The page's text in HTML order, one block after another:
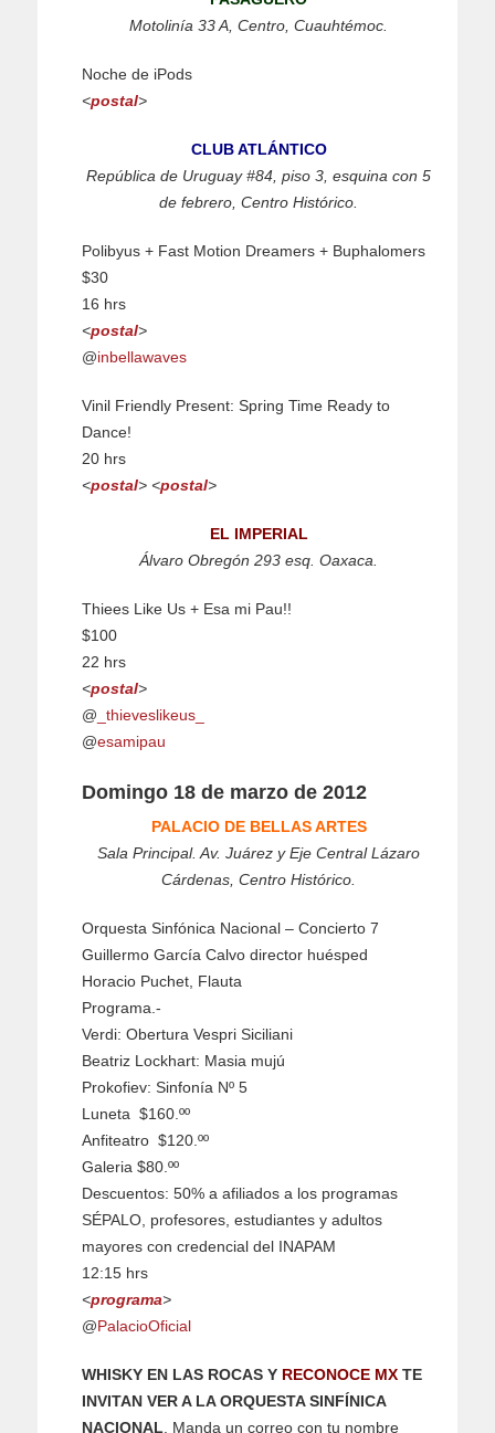
Motolinía 33 A, Centro, Cuauhtémoc.
Noche de iPods
<postal>
CLUB ATLÁNTICO
República de Uruguay #84, piso 3, esquina con 5
de febrero, Centro Histórico.
Polibyus + Fast Motion Dreamers + Buphalomers
$30
16 hrs
<postal>
@inbellawaves
Vinil Friendly Present: Spring Time Ready to
Dance!
20 hrs
<postal> <postal>
EL IMPERIAL
Álvaro Obregón 293 esq. Oaxaca.
Thiees Like Us + Esa mi Pau!!
$100
22 hrs
<postal>
@ _thieveslikeus_
@esamipau
Domingo 18 de marzo de 2012
PALACIO DE BELLAS ARTES
Sala Principal. Av. Juárez y Eje Central Lázaro
Cárdenas, Centro Histórico.
Orquesta Sinfónica Nacional – Concierto 7
Guillermo García Calvo director huésped
Horacio Puchet, Flauta
Programa.-
Verdi: Obertura Vespri Siciliani
Beatriz Lockhart: Masia mujú
Prokofiev: Sinfonía Nº 5
Luneta $160.ºº
Anfiteatro $120.ºº
Galeria $80.ºº
Descuentos: 50% a afiliados a los programas
SÉPALO, profesores, estudiantes y adultos
mayores con credencial del INAPAM
12:15 hrs
<programa>
@PalacioOficial
WHISKY EN LAS ROCAS Y RECONOCE MX TE
INVITAN VER A LA ORQUESTA SINFÍNICA
NACIONAL . Manda un correo con tu nombre